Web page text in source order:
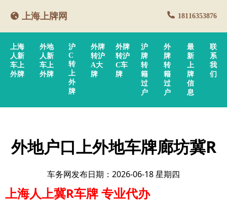
上海上牌网 18116353876
上海
人新
车上
外牌
外地
人新
车上
外牌
沪
C
转
上
外
牌
外牌
转沪
A大
牌
外牌
转沪
C车
牌
沪
牌
转
籍
过
户
外
牌
转
籍
过
户
最
新
上
牌
信
息
联
系
我
们
外地户口上外地车牌廊坊冀R
车务网发布日期：2026-06-18 星期四
上海人上冀R车牌专业代办